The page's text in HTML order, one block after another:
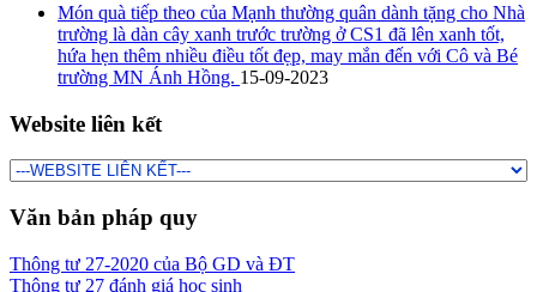
Món quà tiếp theo của Mạnh thường quân dành tặng cho Nhà
trường là dàn cây xanh trước trường ở CS1 đã lên xanh tốt,
hứa hẹn thêm nhiều điều tốt đẹp, may mắn đến với Cô và Bé
trường MN Ánh Hồng. 15-09-2023
Website liên kết
Văn bản pháp quy
Thông tư 27-2020 của Bộ GD và ĐT
Thông tư 27 đánh giá học sinh